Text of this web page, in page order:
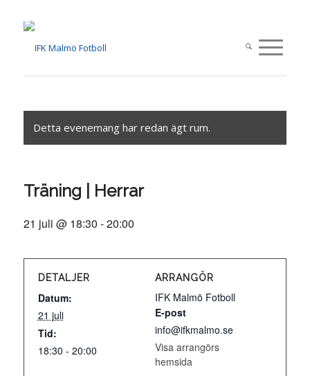
Detta evenemang har redan ägt rum.
Träning | Herrar
21 juli @ 18:30 -20:00
DETALJER
Datum:
21 juli
Tid:
18:30 - 20:00
ARRANGÖR
IFK Malmö Fotboll
E-post
info@ifkmalmo.se
Visa arrangörs
hemsida